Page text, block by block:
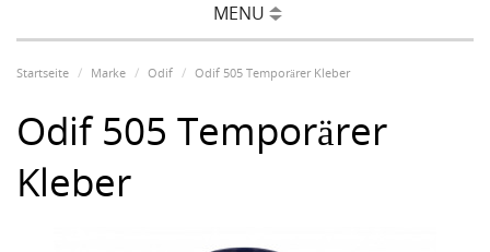
MENU
Startseite Marke Odif Odif 505 Temporärer Kleber
Odif 505 Temporärer
Kleber